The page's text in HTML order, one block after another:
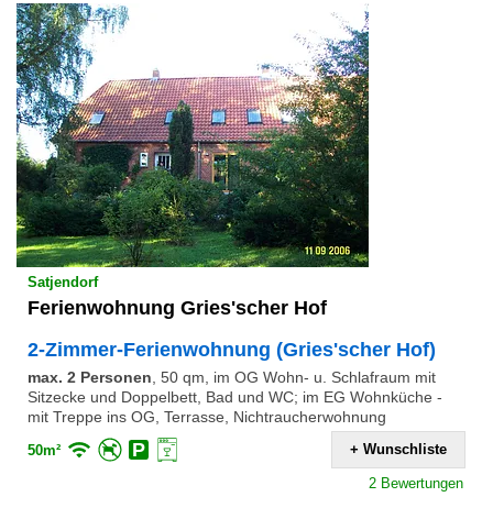
Satjendorf
Ferienwohnung Gries'scher Hof
2-Zimmer-Ferienwohnung (Gries'scher Hof)
max. 2 Personen, 50 qm, im OG Wohn- u. Schlafraum mit
Sitzecke und Doppelbett, Bad und WC; im EG Wohnküche -
mit Treppe ins OG, Terrasse, Nichtraucherwohnung
50m² + Wunschliste
2 Bewertungen